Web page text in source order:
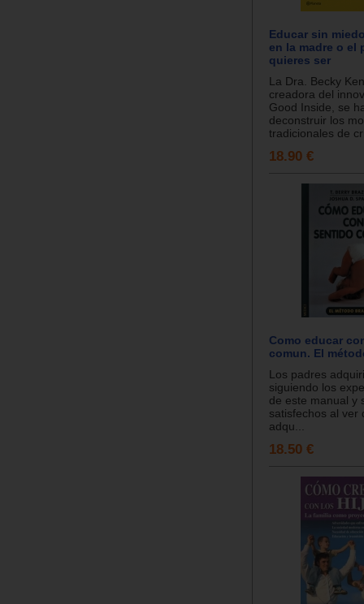
Educar sin
en la madre o el
quieres ser
La Dra. Becky
creadora del
Good Inside, se
deconstruir los
tradicionales de
18.90 €
Como educar
comun. El
Los padres
siguiendo los
de este manual y
satisfechos al ver
adqu...
18.50 €